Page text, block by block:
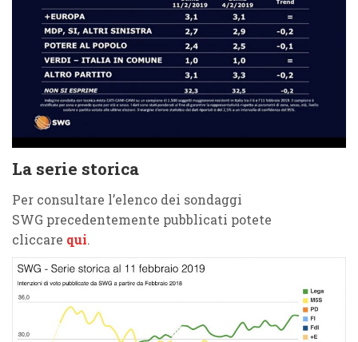
La serie storica
Per consultare l’elenco dei sondaggi
SWG precedentemente pubblicati potete
cliccare qui.